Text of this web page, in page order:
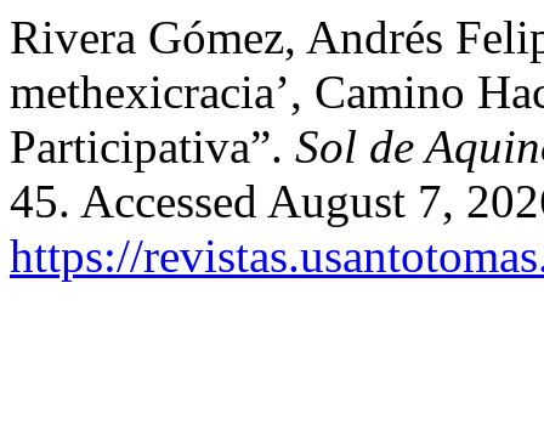
Rivera Gómez, Andrés
methexicracia’, Camino
Participativa”. Sol de
45. Accessed August 7,
https://